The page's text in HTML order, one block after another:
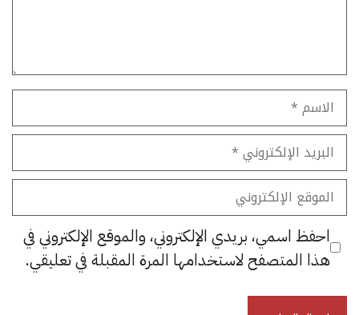
الاسم
البريد
الإلكتروني
الموقع
الإلكتروني
احفظ اسمي، بريدي الإلكتروني، والموقع الإلكتروني في
هذا المتصفح لاستخدامها المرة المقبلة في تعليقي.